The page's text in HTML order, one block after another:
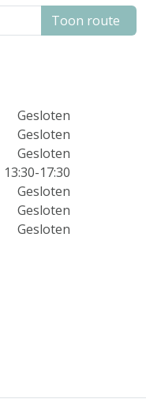
Toon route
Gesloten
Gesloten
Gesloten
13:30-17:30
Gesloten
Gesloten
Gesloten